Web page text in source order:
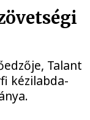
Talant
kézilabda-